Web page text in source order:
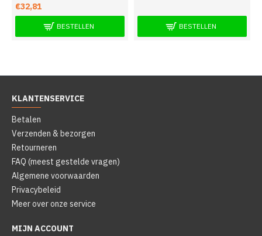
€32,81
BESTELLEN BESTELLEN
KLANTENSERVICE
Betalen
Verzenden & bezorgen
Retourneren
FAQ (meest gestelde vragen)
Algemene voorwaarden
Privacybeleid
Meer over onze service
MIJN ACCOUNT